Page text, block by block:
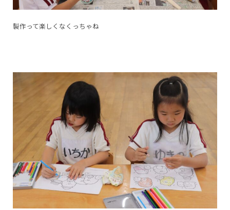
製作って楽しくなくっちゃね